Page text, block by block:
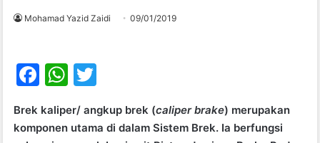
Mohamad Yazid Zaidi 09/01/2019
F
c
W
at itt
Brek kaliper/ angkup brek (caliper brake) merupakan
komponen utama di dalam Sistem Brek. Ia berfungsi